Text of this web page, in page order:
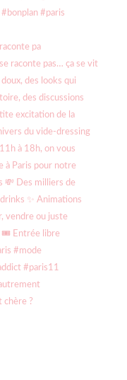
pa
chère ?